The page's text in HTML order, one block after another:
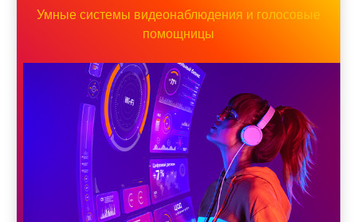
Умные системы видеонаблюдения и голосовые
помощницы